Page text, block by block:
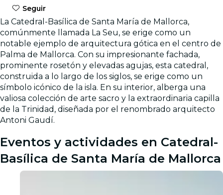
Seguir
La Catedral-Basílica de Santa María de Mallorca,
comúnmente llamada La Seu, se erige como un
notable ejemplo de arquitectura gótica en el centro de
Palma de Mallorca. Con su impresionante fachada,
prominente rosetón y elevadas agujas, esta catedral,
construida a lo largo de los siglos, se erige como un
símbolo icónico de la isla. En su interior, alberga una
valiosa colección de arte sacro y la extraordinaria capilla
de la Trinidad, diseñada por el renombrado arquitecto
Antoni Gaudí.
Eventos y actividades en Catedral-
Basílica de Santa María de Mallorca